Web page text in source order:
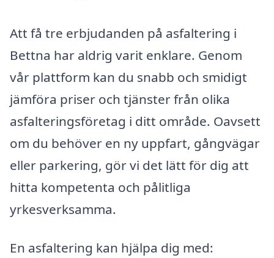
Att få tre erbjudanden på asfaltering i
Bettna har aldrig varit enklare. Genom
vår plattform kan du snabb och smidigt
jämföra priser och tjänster från olika
asfalteringsföretag i ditt område. Oavsett
om du behöver en ny uppfart, gångvägar
eller parkering, gör vi det lätt för dig att
hitta kompetenta och pålitliga
yrkesverksamma.
En asfaltering kan hjälpa dig med: